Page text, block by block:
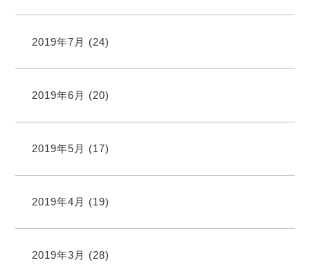
2019年7月 (24)
2019年6月 (20)
2019年5月 (17)
2019年4月 (19)
2019年3月 (28)